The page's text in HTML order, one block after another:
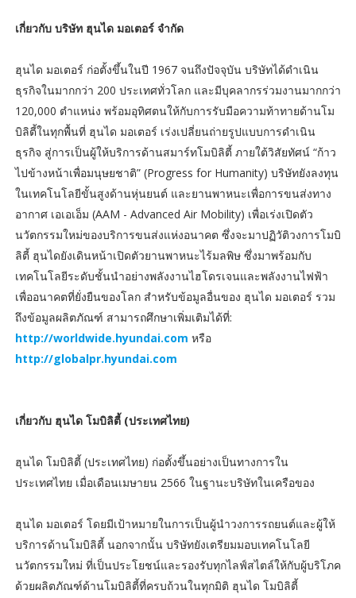
เกี่ยวกับ บริษัท ฮุนได มอเตอร์ จำกัด
ฮุนได มอเตอร์ ก่อตั้งขึ้นในปี 1967 จนถึงปัจจุบัน บริษัทได้ดำเนิน
ธุรกิจในมากกว่า 200 ประเทศทั่วโลก และมีบุคลากรร่วมงานมากกว่า
120,000 ตำแหน่ง พร้อมอุทิศตนให้กับการรับมือความท้าทายด้านโม
บิลิตี้ในทุกพื้นที่ ฮุนได มอเตอร์ เร่งเปลี่ยนถ่ายรูปแบบการดำเนิน
ธุรกิจ สู่การเป็นผู้ให้บริการด้านสมาร์ทโมบิลิตี้ ภายใต้วิสัยทัศน์ “ก้าว
ไปข้างหน้าเพื่อมนุษยชาติ” (Progress for Humanity) บริษัทยังลงทุน
ในเทคโนโลยีขั้นสูงด้านหุ่นยนต์ และยานพาหนะเพื่อการขนส่งทาง
อากาศ เอเอเอ็ม (AAM - Advanced Air Mobility) เพื่อเร่งเปิดตัว
นวัตกรรมใหม่ของบริการขนส่งแห่งอนาคต ซึ่งจะมาปฏิวัติวงการโมบิ
ลิตี้ ฮุนไดยังเดินหน้าเปิดตัวยานพาหนะไร้มลพิษ ซึ่งมาพร้อมกับ
เทคโนโลยีระดับชั้นนำอย่างพลังงานไฮโดรเจนและพลังงานไฟฟ้า
เพื่ออนาคตที่ยั่งยืนของโลก สำหรับข้อมูลอื่นของ ฮุนได มอเตอร์ รวม
ถึงข้อมูลผลิตภัณฑ์ สามารถศึกษาเพิ่มเติมได้ที่:
http://worldwide.hyundai.com หรือ
http://globalpr.hyundai.com
เกี่ยวกับ ฮุนได โมบิลิตี้ (ประเทศไทย)
ฮุนได โมบิลิตี้ (ประเทศไทย) ก่อตั้งขึ้นอย่างเป็นทางการใน
ประเทศไทย เมื่อเดือนเมษายน 2566 ในฐานะบริษัทในเครือของ
ฮุนได มอเตอร์ โดยมีเป้าหมายในการเป็นผู้นำวงการรถยนต์และผู้ให้
บริการด้านโมบิลิตี้ นอกจากนั้น บริษัทยังเตรียมมอบเทคโนโลยี
นวัตกรรมใหม่ ที่เป็นประโยชน์และรองรับทุกไลฟ์สไตล์ให้กับผู้บริโภค
ด้วยผลิตภัณฑ์ด้านโมบิลิตี้ที่ครบถ้วนในทุกมิติ ฮุนได โมบิลิตี้